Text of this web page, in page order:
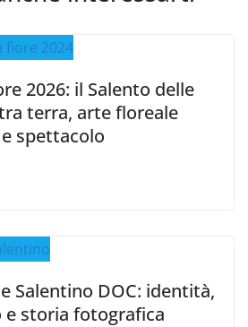
2026: il Salento delle
terra, arte floreale
spettacolo
Salentino DOC: identità,
storia fotografica